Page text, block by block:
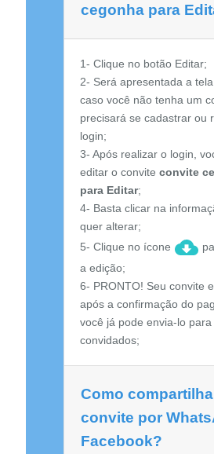
cegonha para
1- Clique no botão Editar;
2- Será apresentada a
caso você não tenha um
precisará se cadastrar ou
login;
3- Após realizar o login,
editar o convite convite
para Editar;
4- Basta clicar na
quer alterar;
5- Clique no ícone
a edição;
6- PRONTO! Seu convite
após a confirmação do
você já pode envia-lo para
convidados;
Como
convite por
Facebook?